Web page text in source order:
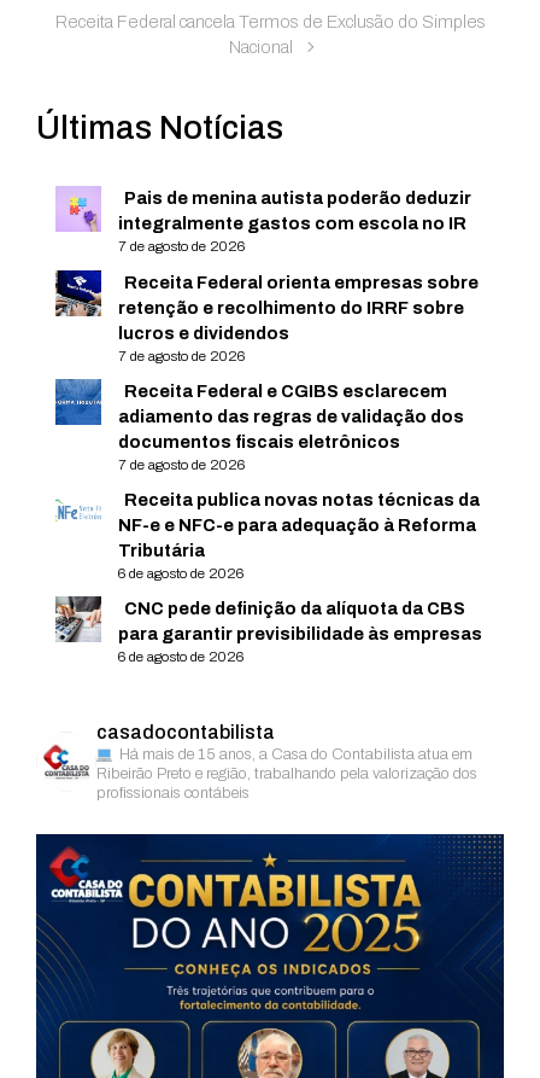
Receita Federal cancela Termos de Exclusão do Simples
Nacional
Últimas Notícias
Pais de menina autista poderão deduzir
integralmente gastos com escola no IR
7 de agosto de 2026
Receita Federal orienta empresas sobre
retenção e recolhimento do IRRF sobre
lucros e dividendos
7 de agosto de 2026
Receita Federal e CGIBS esclarecem
adiamento das regras de validação dos
documentos fiscais eletrônicos
7 de agosto de 2026
Receita publica novas notas técnicas da
NF-e e NFC-e para adequação à Reforma
Tributária
6 de agosto de 2026
CNC pede definição da alíquota da CBS
para garantir previsibilidade às empresas
6 de agosto de 2026
casadocontabilista
Há mais de 15 anos, a Casa do Contabilista atua em
Ribeirão Preto e região, trabalhando pela valorização dos
profissionais contábeis